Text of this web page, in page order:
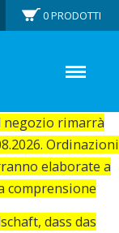
negozio rimarrà
Ordinazioni
elaborate a
comprensione
dass das
0PRODOTTI